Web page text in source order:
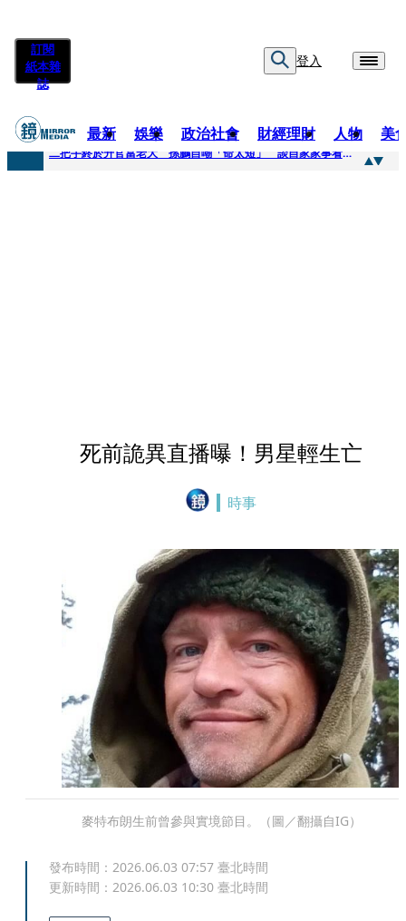
訂閱
紙本雜
誌
登入
最新 娛樂 政治社會 財經理財 人物 美
快訊
二把手終於升官當老大 孫鵬自嘲「命太短」 談自家家事看超開：誰家鍋底沒灰塵
死前詭異直播曝！男星輕生亡
時事
麥特布朗生前曾參與實境節目。（圖／翻攝自IG）
發布時間： 2026.06.03 07:57 臺北時間
更新時間： 2026.06.03 10:30 臺北時間